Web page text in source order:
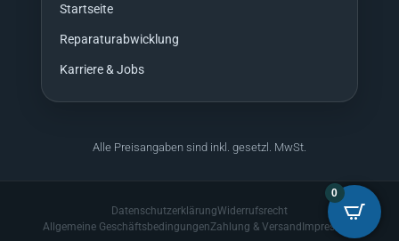
Startseite
Reparaturabwicklung
Karriere & Jobs
Alle Preisangaben sind inkl. gesetzl. MwSt.
DatenschutzerklärungWiderrufsrecht
Allgemeine GeschäftsbedingungenZahlung & Versand Impressum
0